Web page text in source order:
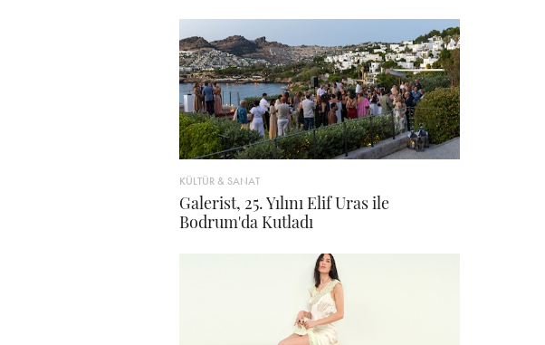
KÜLTÜR & SANAT
Galerist, 25. Yılını Elif Uras ile
Bodrum'da Kutladı